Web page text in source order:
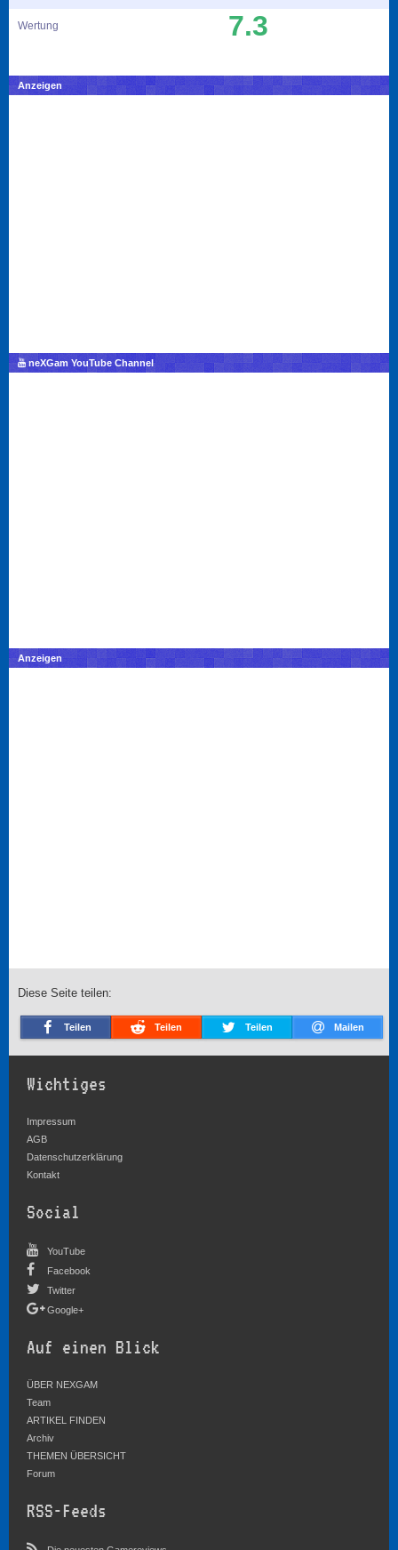
Wertung 7.3
Anzeigen
neXGam YouTube Channel
Anzeigen
Diese Seite teilen:
Teilen Teilen Teilen Mailen
Wichtiges
Impressum
AGB
Datenschutzerklärung
Kontakt
Social
YouTube
Facebook
Twitter
Google+
Auf einen Blick
ÜBER NEXGAM
Team
ARTIKEL FINDEN
Archiv
THEMEN ÜBERSICHT
Forum
RSS-Feeds